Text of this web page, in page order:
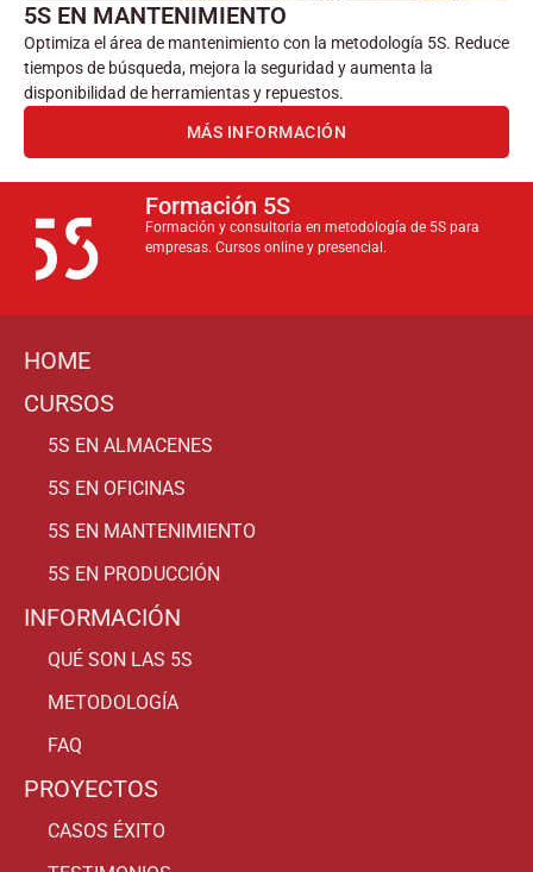
5S EN MANTENIMIENTO
Optimiza el área de mantenimiento con la metodología 5S. Reduce
tiempos de búsqueda, mejora la seguridad y aumenta la
disponibilidad de herramientas y repuestos.
MÁS INFORMACIÓN
Formación 5S
Formación y consultoria en metodología de 5S para
empresas. Cursos online y presencial.
HOME
CURSOS
5S EN ALMACENES
5S EN OFICINAS
5S EN MANTENIMIENTO
5S EN PRODUCCIÓN
INFORMACIÓN
QUÉ SON LAS 5S
METODOLOGÍA
FAQ
PROYECTOS
CASOS ÉXITO